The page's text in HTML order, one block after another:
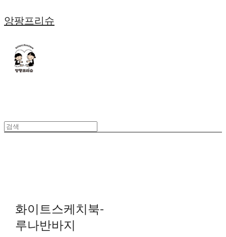
앙팡프리슈
화이트스케치북-
루나반바지